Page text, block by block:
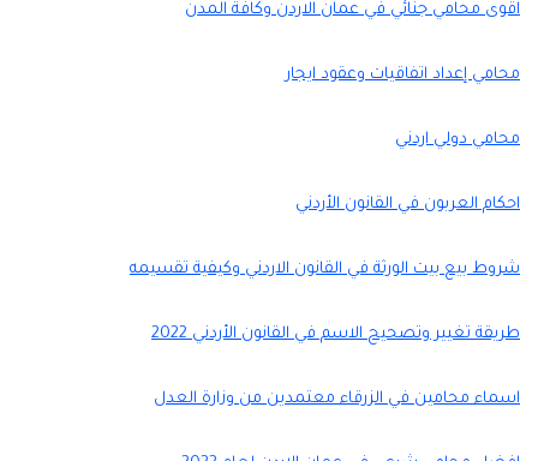
اقوى محامي جنائي في عمان الاردن وكافة المدن
محامي إعداد اتفاقيات وعقود ايجار
محامي دولي اردني
احكام العربون في القانون الأردني
شروط بيع بيت الورثة في القانون الاردني وكيفية تقسيمه
طريقة تغيير وتصحيح الاسم في القانون الأردني 2022
اسماء محامين في الزرقاء معتمدين من وزارة العدل